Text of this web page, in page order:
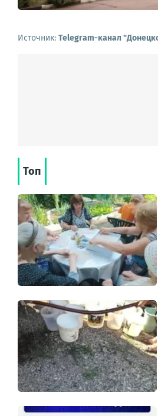
Источник: Telegram-канал
Топ